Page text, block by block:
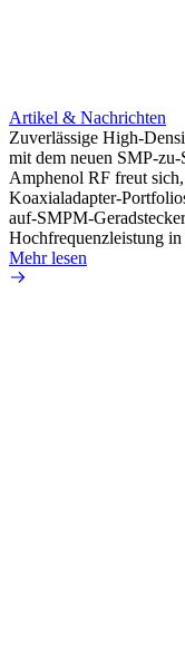
Artikel & Nachrichten
Zuverlässige High-
mit dem neuen SMP-
Amphenol RF freut
Koaxialadapter-
auf-SMPM-
Hochfrequenzleistung
Mehr lesen